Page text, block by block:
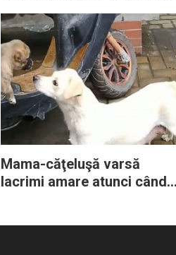
vrea să-l lase singur
Mama-căţeluşă varsă
lacrimi amare atunci când